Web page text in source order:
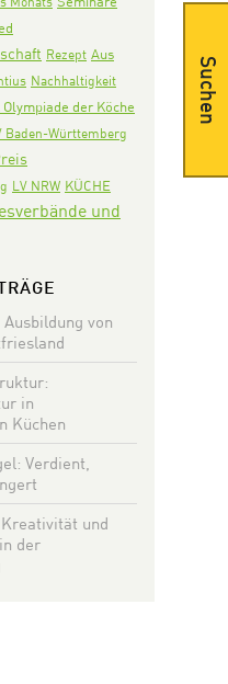
Rezept Aus
Nachhaltigkeit
Olympiade der Köche
Baden-Württemberg
LV NRW KÜCHE
und
von
in
Küchen
Verdient,
und
der
Suchen